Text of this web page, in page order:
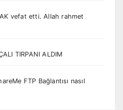
vefat etti. Allah rahmet
TIRPANI ALDIM
FTP Bağlantısı nasıl